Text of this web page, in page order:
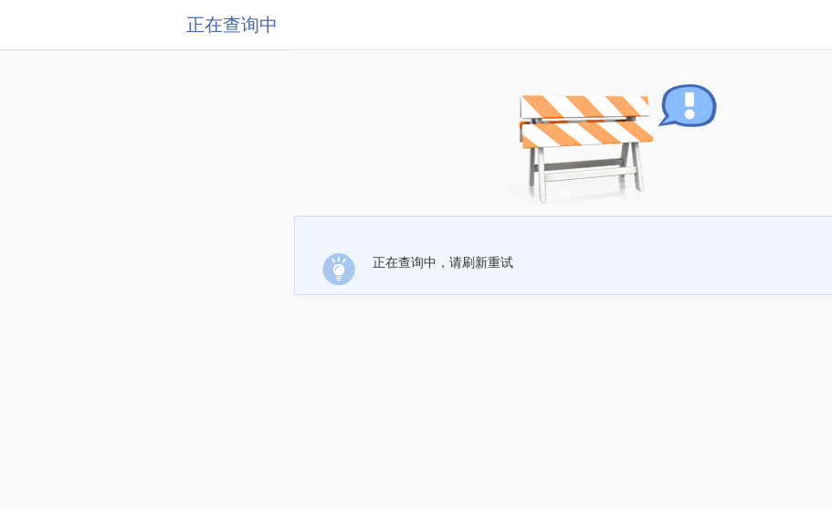
正在查询中
正在查询中，请刷新重试